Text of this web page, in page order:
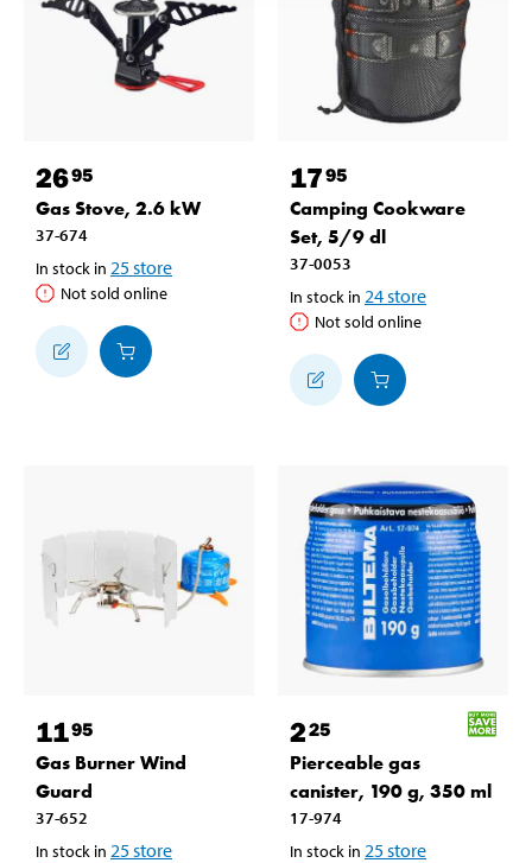
2695
Gas Stove, 2.6 kW
37-674
In stock in 25store
Not sold online
1795
Camping Cookware
Set, 5/9 dl
37-0053
In stock in 24store
Not sold online
1195
Gas Burner Wind
Guard
37-652
In stock in 25store
225
Pierceable gas
canister, 190 g, 350 ml
17-974
In stock in 25store